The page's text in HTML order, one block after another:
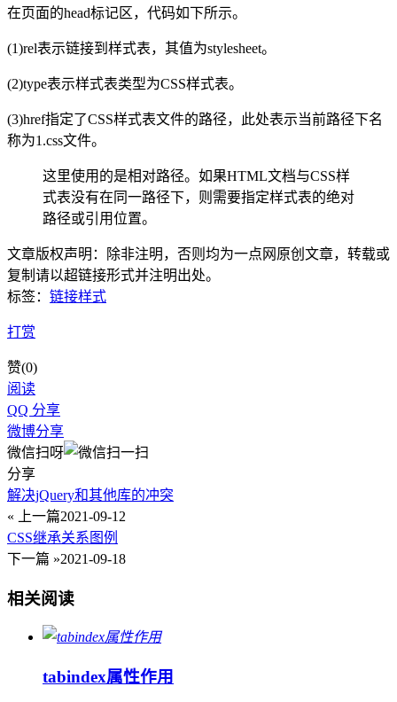
在页面的head标记区，代码如下所示。
(1)rel表示链接到样式表，其值为stylesheet。
(2)type表示样式表类型为CSS样式表。
(3)href指定了CSS样式表文件的路径，此处表示当前路径下名
称为1.css文件。
这里使用的是相对路径。如果HTML文档与CSS样
式表没有在同一路径下，则需要指定样式表的绝对
路径或引用位置。
文章版权声明：除非注明，否则均为一点网 原创文章，转载或
复制请以超链接形式并注明出处。
标签： 链接样式
打赏
赞(0)
阅读
QQ 分享
微博分享
微信扫呀
分享
解决jQuery和其他库的冲突
« 上一篇2021-09-12
CSS继承关系图例
下一篇 »2021-09-18
相关阅读
tabindex属性作用